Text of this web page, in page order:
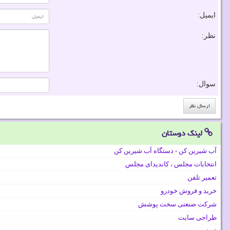
ایمیل:
نظر:
سوال:
لینک دوستان
آب شیرین کن - دستگاه آب شیرین کن
انتخابات مجلس ، کاندیدای مجلس
تعمیر تلفن
خرید و فروش خودرو
شرکت صنعتی سخت پوشش
طراحی سایت